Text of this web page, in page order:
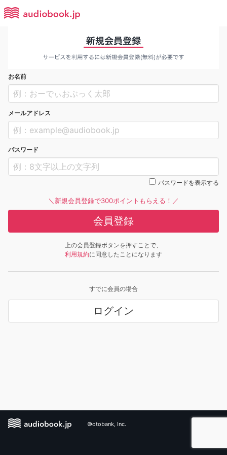
お名前
メールアドレス
パスワード
パスワードを表示する
＼新規会員登録で300ポイントもらえる！／
会員登録
上の会員登録ボタンを押すことで、
利用規約に同意したことになります
すでに会員の場合
ログイン
©otobank, Inc.